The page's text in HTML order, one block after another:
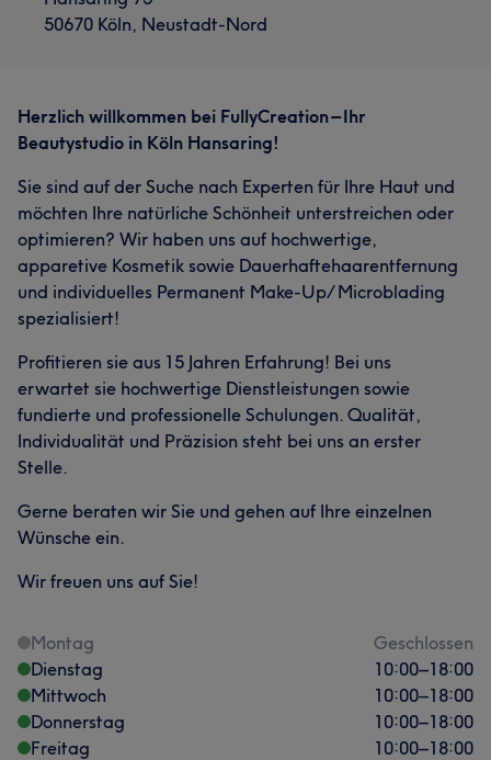
50670 Köln, Neustadt-Nord
Herzlich willkommen bei FullyCreation – Ihr
Beautystudio in Köln Hansaring!
Sie sind auf der Suche nach Experten für Ihre Haut und
möchten Ihre natürliche Schönheit unterstreichen oder
optimieren? Wir haben uns auf hochwertige,
apparetive Kosmetik sowie Dauerhaftehaarentfernung
und individuelles Permanent Make-Up/ Microblading
spezialisiert!
Profitieren sie aus 15 Jahren Erfahrung! Bei uns
erwartet sie hochwertige Dienstleistungen sowie
fundierte und professionelle Schulungen. Qualität,
Individualität und Präzision steht bei uns an erster
Stelle.
Gerne beraten wir Sie und gehen auf Ihre einzelnen
Wünsche ein.
Wir freuen uns auf Sie!
Montag
Geschlossen
Dienstag
10:00–18:00
Mittwoch
10:00–18:00
Donnerstag
10:00–18:00
Freitag
10:00–18:00